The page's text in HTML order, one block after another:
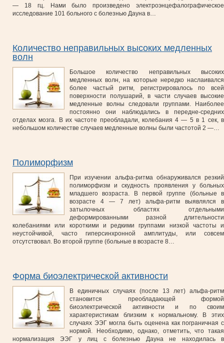
— 18 гц. Нами было произведено электроэнцефалографическое
исследование 101 больного с болезнью Дауна в…
Количество неправильных высоких медленных
волн
Большое количество неправильных высоких
медленных волн, на которые нередко наслаивался
более частый ритм, регистрировалось по всей
поверхности полушарий, в части случаев высокие
медленные волны следовали группами. Наиболее
постоянно они наблюдались в передне-средних
отделах мозга. В их частоте преобладали, колебания 4 — 5 в 1 сек, в
небольшом количестве случаев медленные волны были частотой 2 —…
Полиморфизм
При изучении альфа-ритма обнаруживался резкий
полиморфизм и скудность проявления у больных
младшего возраста. В первой группе (больные в
возрасте 4 — 7 лет) альфа-ритм выявлялся в
затылочных областях отдельными
деформированными разной длительности
колебаниями или короткими и редкими группами низкой частоты и
неустойчивой, часто гиперсинхронной амплитуды, или совсем
отсутствовал. Во второй группе (больные в возрасте 8…
Форма биоэлектрической активности
В единичных случаях (после 13 лет) альфа-ритм
становится преобладающей формой
биоэлектрической активности и по своим
характеристикам близким к нормальному. В этих
случаях ЭЭГ могла быть оценена как пограничная с
нормой. Необходимо, однако, отметить, что такая
нормализация ЭЭГ у лиц с болезнью Дауна не находилась в